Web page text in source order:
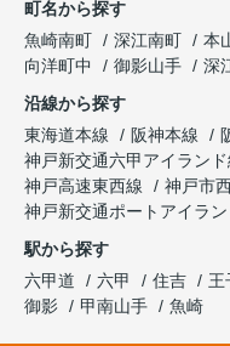
町名から探す
魚崎南町
深江南町 本
向洋町中
御影山手 深
沿線から探す
東海道本線
阪神本線
神戸新交通六甲アイランド
神戸高速東西線
神戸市
神戸新交通ポートアイラ
駅から探す
六甲道
六甲 住吉 王
御影
甲南山手 魚崎